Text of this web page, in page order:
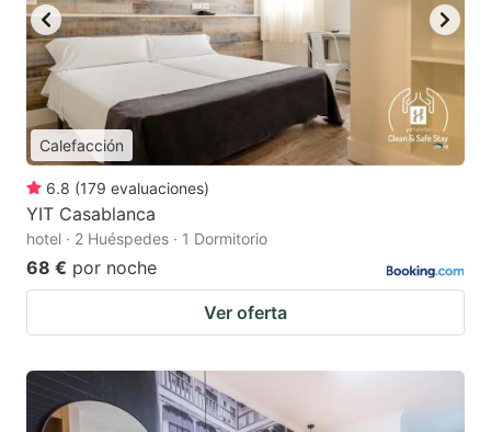
Calefacción
6.8 (179 evaluaciones)
YIT Casablanca
hotel · 2 Huéspedes · 1 Dormitorio
68 € por noche
Ver oferta